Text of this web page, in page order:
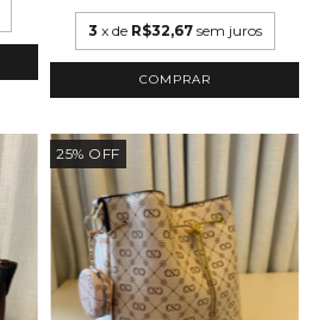
3 x de R$32,67 sem juros
COMPRAR
25% OFF